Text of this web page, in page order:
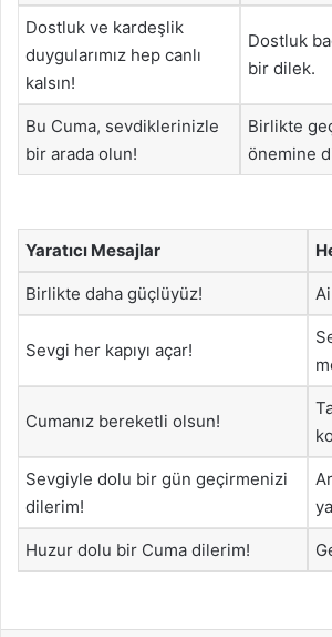
Dostluk ve kardeşlik
duygularımız hep canlı
kalsın!
Dostluk
bir dilek.
Bu Cuma, sevdiklerinizle
bir arada olun!
Birlikte
önemine
Yaratıcı Mesajlar
Birlikte daha güçlüyüz!
Sevgi her kapıyı açar!
Cumanız bereketli olsun!
Sevgiyle dolu bir gün geçirmenizi
dilerim!
Huzur dolu bir Cuma dilerim!